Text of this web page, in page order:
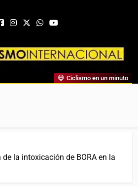
Internacional
Mundial. Entrevistas, Análisis,
La Web Ciclista De Referencia.
Ciclismo en un minuto
la intoxicación de BORA en la